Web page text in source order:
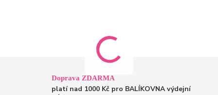
Doprava ZDARMA
platí nad 1000 Kč pro BALÍKOVNA výdejní